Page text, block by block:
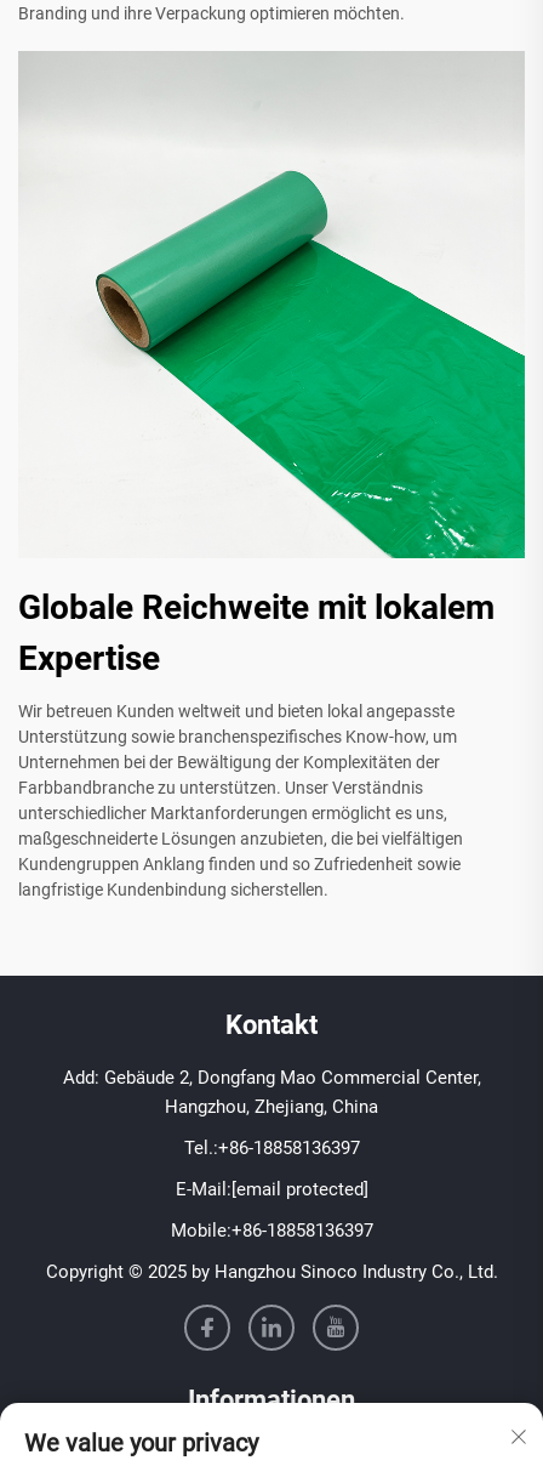
Branding und ihre Verpackung optimieren möchten.
Globale Reichweite mit lokalem
Expertise
Wir betreuen Kunden weltweit und bieten lokal angepasste
Unterstützung sowie branchenspezifisches Know-how, um
Unternehmen bei der Bewältigung der Komplexitäten der
Farbbandbranche zu unterstützen. Unser Verständnis
unterschiedlicher Marktanforderungen ermöglicht es uns,
maßgeschneiderte Lösungen anzubieten, die bei vielfältigen
Kundengruppen Anklang finden und so Zufriedenheit sowie
langfristige Kundenbindung sicherstellen.
Kontakt
Add: Gebäude 2, Dongfang Mao Commercial Center,
Hangzhou, Zhejiang, China
Tel.:+86-18858136397
E-Mail:[email protected]
Mobile:+86-18858136397
Copyright © 2025 by Hangzhou Sinoco Industry Co., Ltd.
Informationen
Melden Sie sich für unseren wöchentlichen Newsletter an
We value your privacy